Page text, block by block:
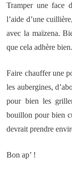
Tramper une face
l’aide d’une
avec la maïzena.
que cela adhère bien.
Faire chauffer une
les aubergines,
pour bien les
bouillon pour bien
devrait prendre
Bon ap’ !